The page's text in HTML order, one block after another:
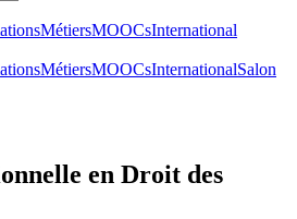
MétiersMOOCsInternational
MétiersMOOCsInternationalSalon
en Droit des